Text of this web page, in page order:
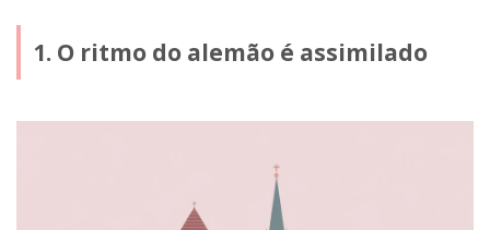
1. O ritmo do alemão é assimilado